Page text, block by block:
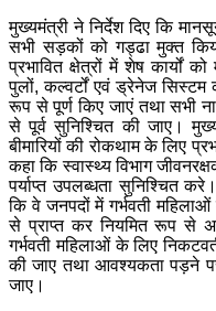
मुख्यमंत्री ने निर्देश दिए कि
सभी सड़कों को गड्ढा मुक्त
प्रभावित क्षेत्रों में शेष कार्यों
पुलों, कल्वर्टों एवं ड्रेनेज
रूप से पूर्ण किए जाएं तथा सभी
से पूर्व सुनिश्चित की जाए।
बीमारियों की रोकथाम के लिए
कहा कि स्वास्थ्य विभाग
पर्याप्त उपलब्धता सुनिश्चित
कि वे जनपदों में गर्भवती
से प्राप्त कर नियमित रूप से
गर्भवती महिलाओं के लिए
की जाए तथा आवश्यकता पड़ने
जाए।